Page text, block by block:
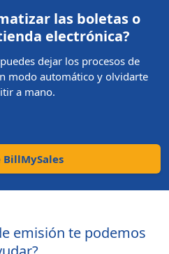
las boletas o
electrónica?
puedes dejar los procesos de
modo automático y olvidarte
a mano.
BillMySales
emisión te podemos